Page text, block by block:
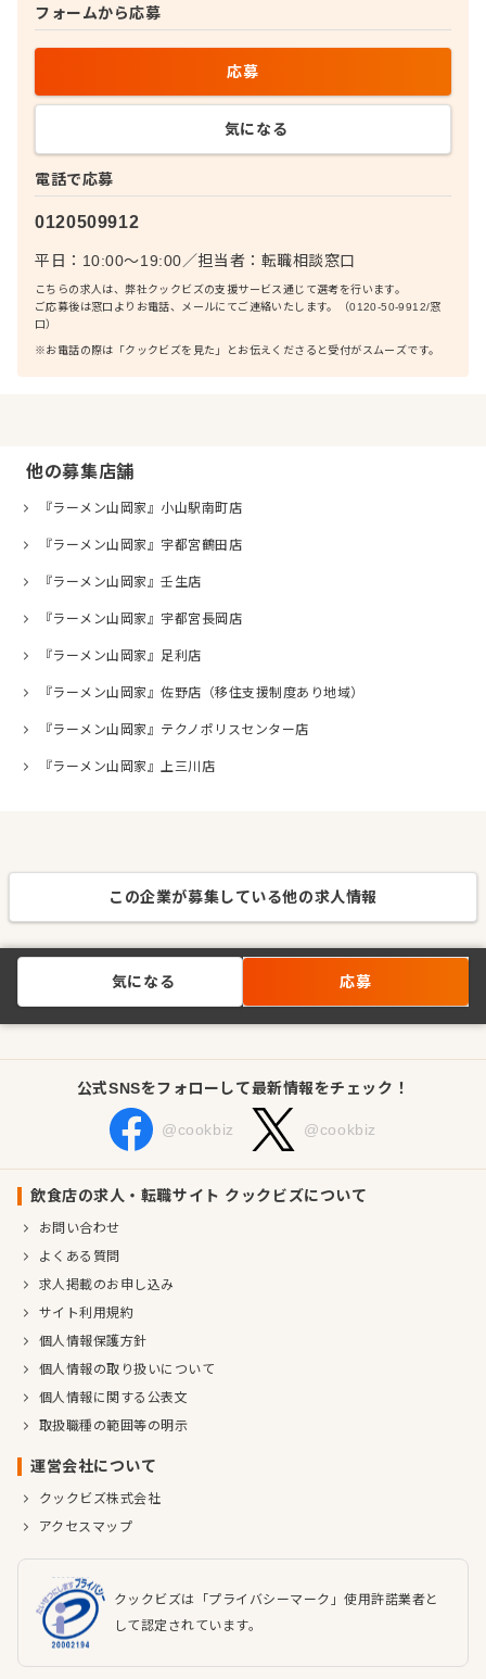
電話で応募
0120509912
平日：10:00〜19:00／担当者： 転職相談窓口
こちらの求人は、弊社クックビズの支援サービス通じて選考を行います。
ご応募後は窓口よりお電話、メールにてご連絡いたします。（0120-50-9912/窓
口）
※お電話の際は「クックビズを見た」とお伝えくださると受付がスムーズです。
フォームから応募
応募
気になる
他の募集店舗
『ラーメン山岡家』小山駅南町店
『ラーメン山岡家』宇都宮鶴田店
『ラーメン山岡家』壬生店
『ラーメン山岡家』宇都宮長岡店
『ラーメン山岡家』足利店
『ラーメン山岡家』佐野店（移住支援制度あり地域）
『ラーメン山岡家』テクノポリスセンター店
『ラーメン山岡家』上三川店
この企業が募集している他の求人情報
気になる 応募
公式SNSをフォローして最新情報をチェック！
@cookbiz @cookbiz
飲食店の求人・転職サイト クックビズについて
お問い合わせ
よくある質問
求人掲載のお申し込み
サイト利用規約
個人情報保護方針
個人情報の取り扱いについて
個人情報に関する公表文
取扱職種の範囲等の明示
運営会社について
クックビズ株式会社
アクセスマップ
クックビズは「プライバシーマーク」使用許諾業者と
して認定されています。